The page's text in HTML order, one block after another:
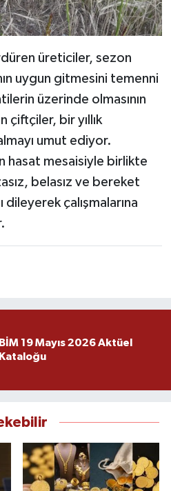
üreticiler, sezon
uygun gitmesini temenni
üzerinde olmasının
bir yıllık
umut ediyor.
hasat mesaisiyle birlikte
belasız ve bereket
dileyerek çalışmalarına
BİM 19 Mayıs 2026 Aktüel
Kataloğu